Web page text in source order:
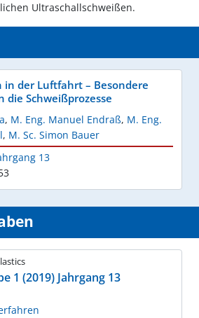
Ultraschallschweißen.
in der Luftfahrt – Besondere
die Schweißprozesse
, M. Eng. Manuel Endraß, M. Eng.
, M. Sc. Simon Bauer
13
1 (2019) Jahrgang 13